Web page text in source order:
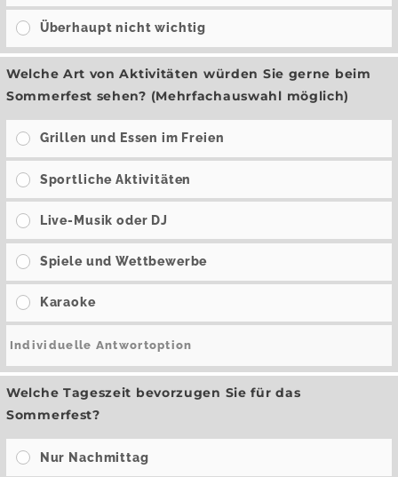
Überhaupt nicht wichtig
Welche Art von Aktivitäten würden Sie gerne beim
Sommerfest sehen? (Mehrfachauswahl möglich)
Grillen und Essen im Freien
Sportliche Aktivitäten
Live-Musik oder DJ
Spiele und Wettbewerbe
Karaoke
Welche Tageszeit bevorzugen Sie für das
Sommerfest?
Nur Nachmittag